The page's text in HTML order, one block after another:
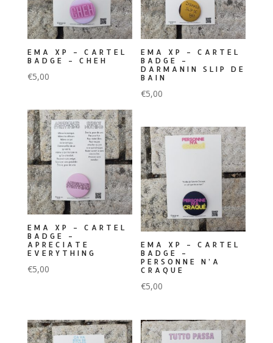
EMA XP – CARTEL
BADGE – CHEH
€5,00
EMA XP – CARTEL
BADGE –
DARMANIN SLIP DE
BAIN
€5,00
EMA XP – CARTEL
BADGE –
APRECIATE
EVERYTHING
€5,00
EMA XP – CARTEL
BADGE –
PERSONNE N’A
CRAQUE
€5,00